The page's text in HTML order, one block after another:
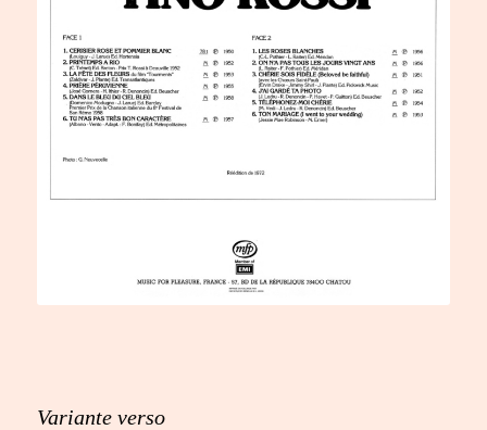
Variante verso